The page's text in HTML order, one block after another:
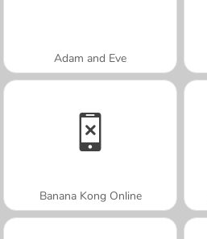
Adam and Eve
Banana Kong Online